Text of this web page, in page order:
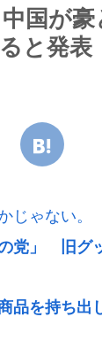
国が
と発表
じゃない。
党」 旧
品を持ち出